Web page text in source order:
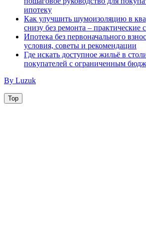
ипотеку
Как улучшить шумоизоляцию в
снизу без ремонта – практические
Ипотека без первоначального
условия, советы и рекомендации
Где искать доступное жильё в
покупателей с ограниченным
By Luzuk
Top